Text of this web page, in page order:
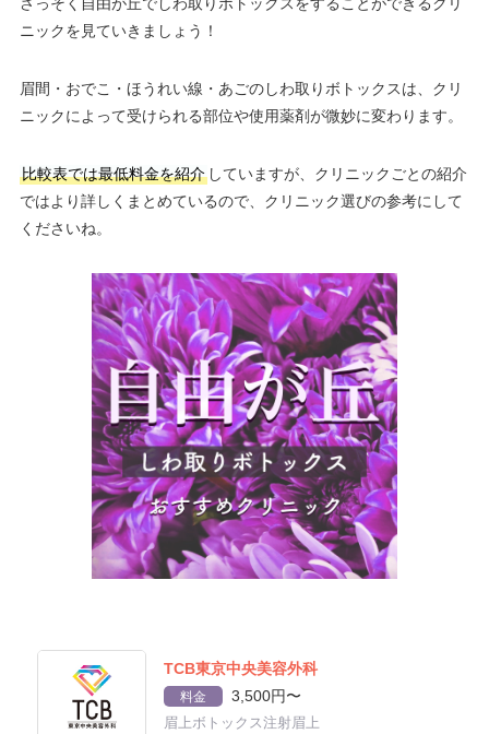
ニックを見ていきましょう！
眉間・おでこ・ほうれい線・あごのしわ取りボトックスは、クリ
ニックによって受けられる部位や使用薬剤が微妙に変わります。
比較表では最低料金を紹介していますが、クリニックごとの紹介
ではより詳しくまとめているので、クリニック選びの参考にして
くださいね。
TCB東京中央美容外科
料金 3,500円〜
眉上ボトックス注射眉上